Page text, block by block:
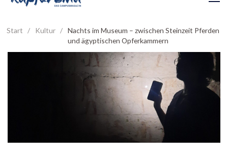
Start / Kultur /
Nachts im Museum – zwischen Steinzeit Pferden
und ägyptischen Opferkammern